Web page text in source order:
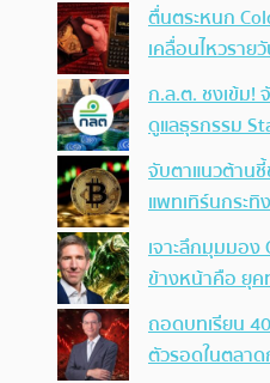
ตื่นตระหนก
เคลื่อนไหวราย
ก.ล.ต. ชงเข้ม!
ดูแลธุรกรรม
จับตาแนวต้าน
แพทเทิร์นกระ
เจาะลึกมุมมอง
ข้างหน้าคือ ยุค
ถอดบทเรียน
ตัวรอดในตลา